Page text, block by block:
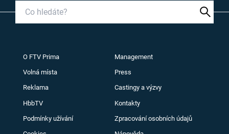
O FTV Prima Management
Volná místa Press
Reklama Castingy a výzvy
HbbTV Kontakty
Podmínky užívání Zpracování osobních údajů